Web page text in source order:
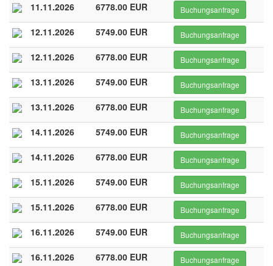
11.11.2026 6778.00 EUR Buchungsanfrage
12.11.2026 5749.00 EUR Buchungsanfrage
12.11.2026 6778.00 EUR Buchungsanfrage
13.11.2026 5749.00 EUR Buchungsanfrage
13.11.2026 6778.00 EUR Buchungsanfrage
14.11.2026 5749.00 EUR Buchungsanfrage
14.11.2026 6778.00 EUR Buchungsanfrage
15.11.2026 5749.00 EUR Buchungsanfrage
15.11.2026 6778.00 EUR Buchungsanfrage
16.11.2026 5749.00 EUR Buchungsanfrage
16.11.2026 6778.00 EUR Buchungsanfrage